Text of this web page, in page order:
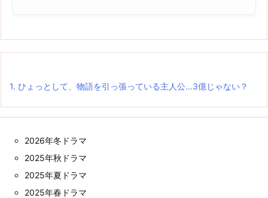
1. ひょっとして、物語を引っ張っている主人公…3億じゃない？
2026年冬ドラマ
2025年秋ドラマ
2025年夏ドラマ
2025年春ドラマ